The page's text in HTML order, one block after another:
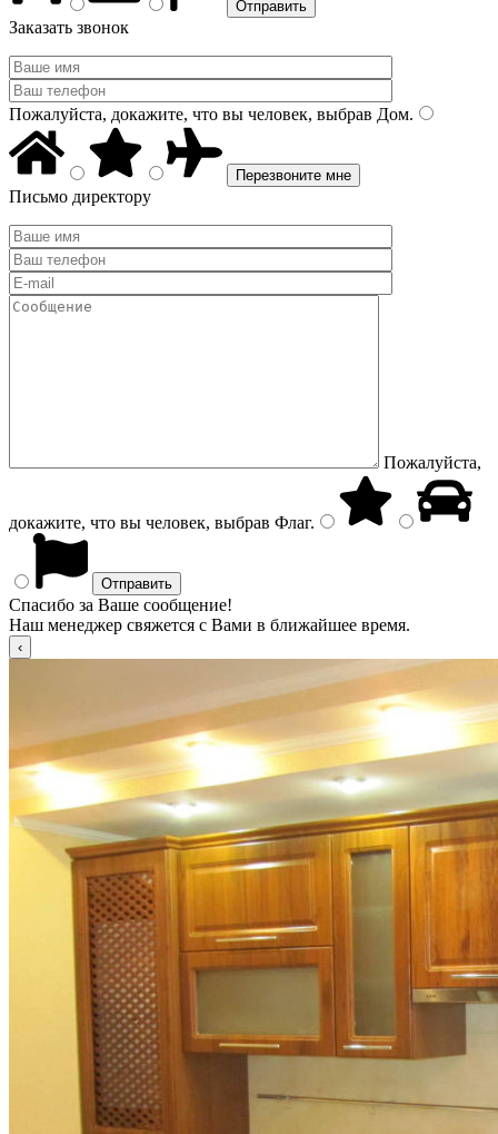
Заказать звонок
Пожалуйста, докажите, что вы человек, выбрав Дом.
Письмо директору
Пожалуйста,
докажите, что вы человек, выбрав Флаг.
Спасибо за Ваше сообщение!
Наш менеджер свяжется с Вами в ближайшее время.